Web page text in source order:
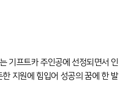
기프트카 주인공에 선정되면서 인
한 지원에 힘입어 성공의 꿈에 한 발